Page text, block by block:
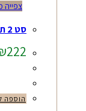
צפייה
סט 2 תפוחים דגם KAMILA
222
הוספה